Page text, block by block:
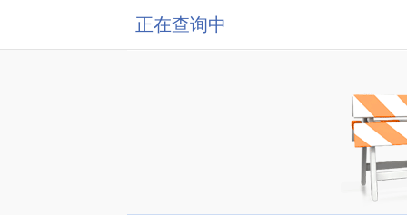
正在查询中